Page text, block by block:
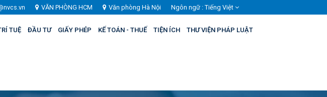
VĂN PHÒNG HCM Văn phòng Hà Nội Ngôn ngữ : Tiếng Việt
TUỆ ĐẦU TƯ GIẤY PHÉP KẾ TOÁN - THUẾ TIỆN ÍCH THƯ VIỆN PHÁP LUẬT